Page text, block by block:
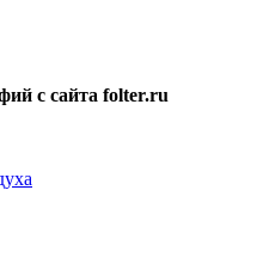
с сайта folter.ru